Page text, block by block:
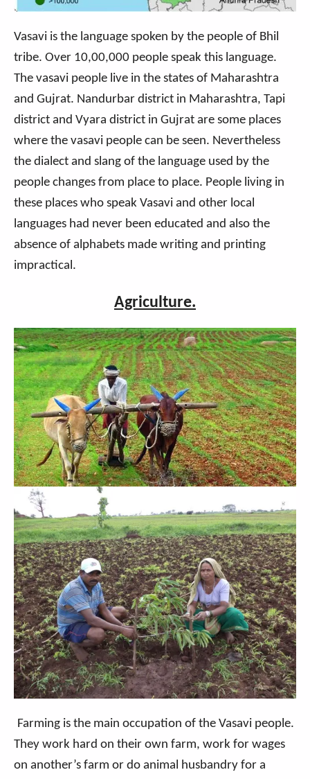
Vasavi is the language spoken by the people of Bhil
tribe. Over 10,00,000 people speak this language.
The vasavi people live in the states of Maharashtra
and Gujrat. Nandurbar district in Maharashtra, Tapi
district and Vyara district in Gujrat are some places
where the vasavi people can be seen. Nevertheless
the dialect and slang of the language used by the
people changes from place to place. People living in
these places who speak Vasavi and other local
languages had never been educated and also the
absence of alphabets made writing and printing
impractical.
Agriculture.
Farming is the main occupation of the Vasavi people.
They work hard on their own farm, work for wages
on another’s farm or do animal husbandry for a